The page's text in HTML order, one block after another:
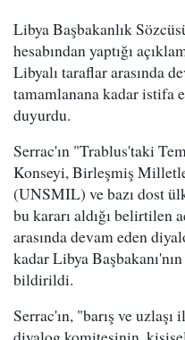
Libya Başbakanlık
hesabından yaptığı
Libyalı taraflar arasında
tamamlanana kadar istifa
duyurdu.
Serrac'ın "Trablus'taki
Konseyi, Birleşmiş
(UNSMIL) ve bazı dost
bu kararı aldığı belirtilen
arasında devam eden
kadar Libya
bildirildi.
Serrac'ın, "barış ve